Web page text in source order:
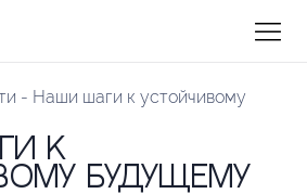
- Наши шаги к устойчивому
к
будущему